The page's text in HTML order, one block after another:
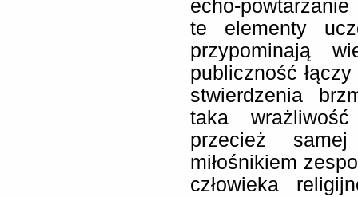
echo-
te elementy
przypominają
publiczność
stwierdzenia
taka
przecież
miłośnikiem
człowieka